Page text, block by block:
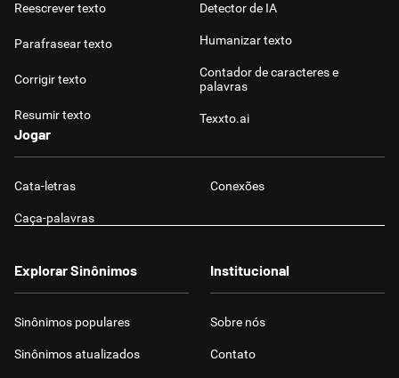
Reescrever texto
Parafrasear texto
Corrigir texto
Resumir texto
Detector de IA
Humanizar texto
Contador de caracteres e
palavras
Texxto.ai
Jogar
Cata-letras Conexões
Caça-palavras
Explorar Sinônimos
Sinônimos populares
Sinônimos atualizados
Institucional
Sobre nós
Contato